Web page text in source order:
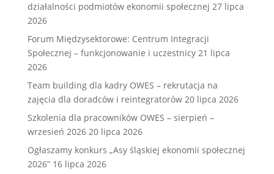
działalności podmiotów ekonomii społecznej 27 lipca
2026
Forum Międzysektorowe: Centrum Integracji
Społecznej – funkcjonowanie i uczestnicy 21 lipca
2026
Team building dla kadry OWES – rekrutacja na
zajęcia dla doradców i reintegratorów 20 lipca 2026
Szkolenia dla pracowników OWES – sierpień –
wrzesień 2026 20 lipca 2026
Ogłaszamy konkurs „Asy śląskiej ekonomii społecznej
2026” 16 lipca 2026